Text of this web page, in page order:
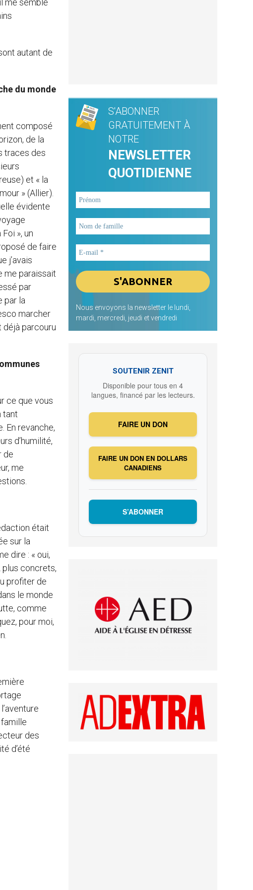
me semble
autant de
du monde
composé
de la
traces des
et « la
» (Allier).
évidente
», un
de faire
j’avais
me paraissait
par
par la
marcher
déjà parcouru
ce que vous
tant
En revanche,
d’humilité,
de
me
était
sur la
dire : « oui,
plus concrets,
profiter de
le monde
comme
pour moi,
des
d’été
S'ABONNER
GRATUITEMENT À
NOTRE
NEWSLETTER
QUOTIDIENNE
Nous envoyons la newsletter le lundi,
mardi, mercredi, jeudi et vendredi
SOUTENIR ZENIT
Disponible pour tous en 4
langues, financé par les lecteurs.
FAIRE UN DON
FAIRE UN DON EN DOLLARS
CANADIENS
S’ABONNER